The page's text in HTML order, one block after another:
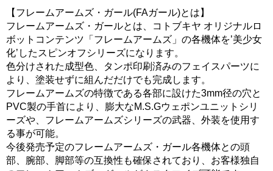
【フレームアームズ・ガール(FAガール)とは】
フレームアームズ・ガールとは、コトブキヤ オリジナルロ
ボットコンテンツ「フレームアームズ」の各機体を’美少女
化’したスピンオフシリーズになります。
色分けされた成型色、タンポ印刷済みのフェイスパーツに
より、塗装せずに組んだだけでも完成します。
フレームアームズの特徴である各部に設けた3mm径の穴と
PVC製の手首により、膨大なM.S.Gウェポンユニットシリ
ーズや、フレームアームズシリーズの武器、外装を使用す
る事が可能。
今後発売予定のフレームアームズ・ガール各機体との頭
部、腕部、脚部等の互換性も確保されており、お客様独自